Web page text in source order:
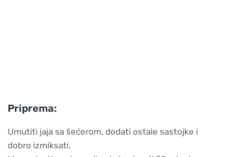
Priprema:
Umutiti jaja sa šećerom, dodati ostale sastojke i
dobro izmiksati.